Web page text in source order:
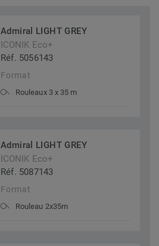
Admiral LIGHT GREY
ICONIK Eco+
Réf. 5056143
Format
Rouleaux 3 x 35 m
Admiral LIGHT GREY
ICONIK Eco+
Réf. 5087143
Format
Rouleau 2x35m